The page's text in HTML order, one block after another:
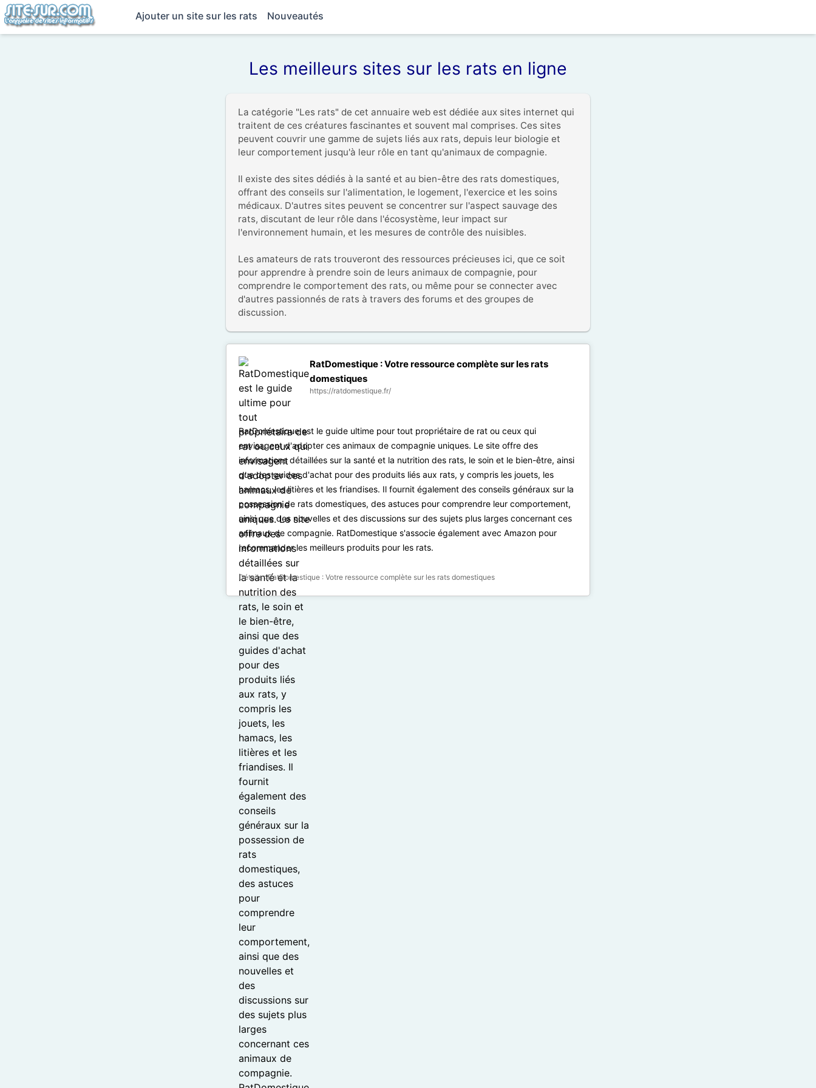
Ajouter un site sur les rats Nouveautés
Les meilleurs sites sur les rats en ligne
La catégorie "Les rats" de cet annuaire web est dédiée aux sites internet qui
traitent de ces créatures fascinantes et souvent mal comprises. Ces sites
peuvent couvrir une gamme de sujets liés aux rats, depuis leur biologie et
leur comportement jusqu'à leur rôle en tant qu'animaux de compagnie.
Il existe des sites dédiés à la santé et au bien-être des rats domestiques,
offrant des conseils sur l'alimentation, le logement, l'exercice et les soins
médicaux. D'autres sites peuvent se concentrer sur l'aspect sauvage des
rats, discutant de leur rôle dans l'écosystème, leur impact sur
l'environnement humain, et les mesures de contrôle des nuisibles.
Les amateurs de rats trouveront des ressources précieuses ici, que ce soit
pour apprendre à prendre soin de leurs animaux de compagnie, pour
comprendre le comportement des rats, ou même pour se connecter avec
d'autres passionnés de rats à travers des forums et des groupes de
discussion.
RatDomestique : Votre ressource complète sur les rats
domestiques
https://ratdomestique.fr/
RatDomestique est le guide ultime pour tout propriétaire de rat ou ceux qui
envisagent d'adopter ces animaux de compagnie uniques. Le site offre des
informations détaillées sur la santé et la nutrition des rats, le soin et le bien-être, ainsi
que des guides d'achat pour des produits liés aux rats, y compris les jouets, les
hamacs, les litières et les friandises. Il fournit également des conseils généraux sur la
possession de rats domestiques, des astuces pour comprendre leur comportement,
ainsi que des nouvelles et des discussions sur des sujets plus larges concernant ces
animaux de compagnie. RatDomestique s'associe également avec Amazon pour
recommander les meilleurs produits pour les rats.
Détails :RatDomestique : Votre ressource complète sur les rats domestiques